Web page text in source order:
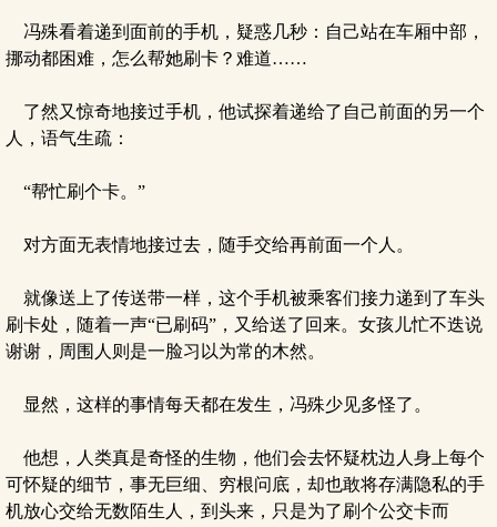
冯殊看着递到面前的手机，疑惑几秒：自己站在车厢中部，
挪动都困难，怎么帮她刷卡？难道……
了然又惊奇地接过手机，他试探着递给了自己前面的另一个
人，语气生疏：
“帮忙刷个卡。”
对方面无表情地接过去，随手交给再前面一个人。
就像送上了传送带一样，这个手机被乘客们接力递到了车头
刷卡处，随着一声“已刷码”，又给送了回来。女孩儿忙不迭说
谢谢，周围人则是一脸习以为常的木然。
显然，这样的事情每天都在发生，冯殊少见多怪了。
他想，人类真是奇怪的生物，他们会去怀疑枕边人身上每个
可怀疑的细节，事无巨细、穷根问底，却也敢将存满隐私的手
机放心交给无数陌生人，到头来，只是为了刷个公交卡而